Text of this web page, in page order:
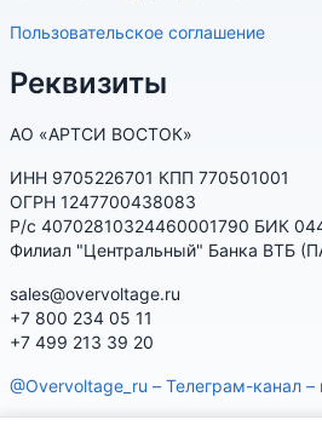
Пользовательское соглашение
Реквизиты
АО «АРТСИ ВОСТОК»
ИНН 9705226701 КПП 770501001
ОГРН 1247700438083
Р/с 40702810324460001790 БИК
Филиал "Центральный" Банка ВТБ
sales@overvoltage.ru
+7 800 234 05 11
+7 499 213 39 20
@Overvoltage_ru – Телеграм-канал –